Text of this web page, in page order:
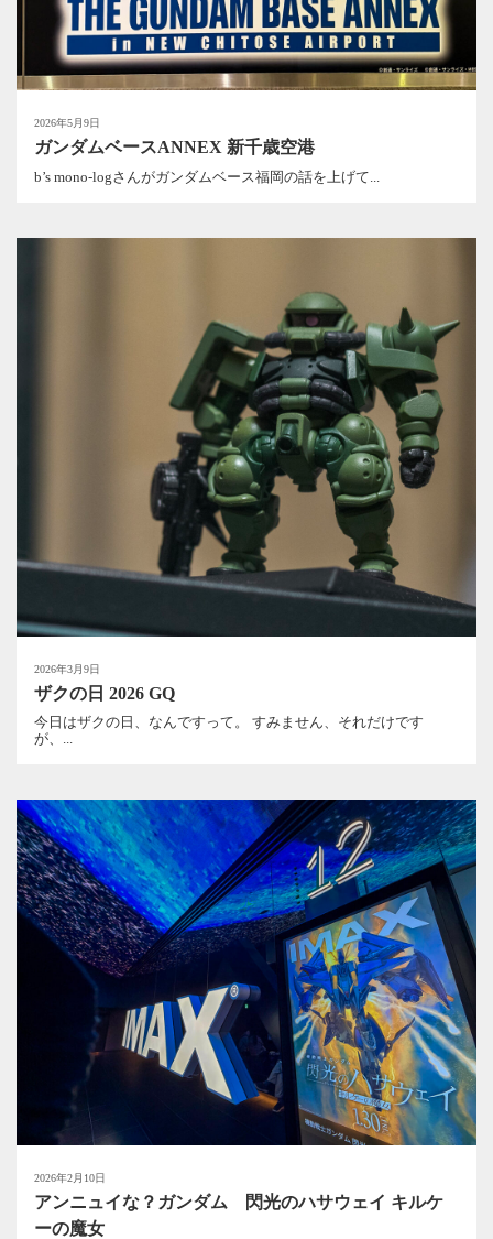
2026年5月9日
ガンダムベースANNEX 新千歳空港
b’s mono-logさんがガンダムベース福岡の話を上げて...
2026年3月9日
ザクの日 2026 GQ
今日はザクの日、なんですって。 すみません、それだけです
が、...
2026年2月10日
アンニュイな？ガンダム 閃光のハサウェイ キルケ
ーの魔女